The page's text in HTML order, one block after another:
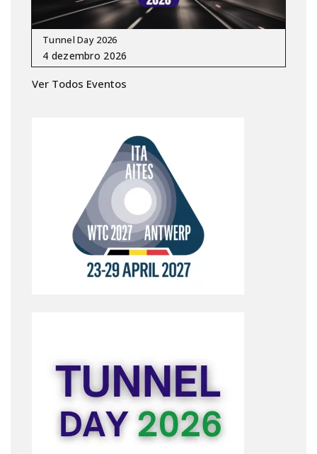
Tunnel Day 2026
Ver Todos Eventos